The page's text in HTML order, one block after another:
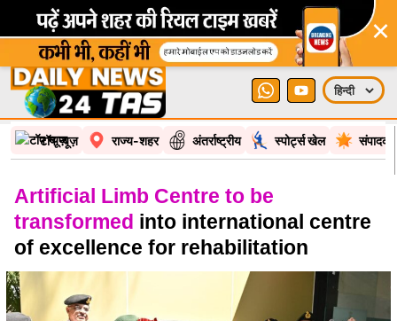
×
टॉप न्यूज़ राज्य-शहर अंतर्राष्ट्रीय स्पोर्ट्स खेल
Artificial Limb Centre to be
transformed into international centre
of excellence for rehabilitation